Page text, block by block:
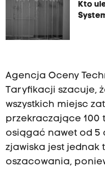
Kto
Agencja Oceny
Taryfikacji szacuje,
wszystkich miejsc
przekraczające 100
osiągać nawet od 5
zjawiska jest jednak
oszacowania,